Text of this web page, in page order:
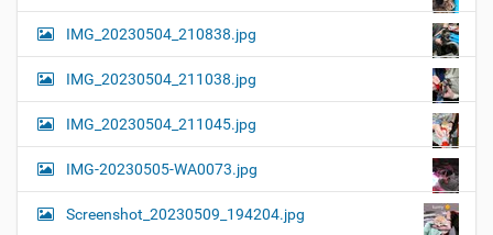
IMG_20230504_210838.jpg
IMG_20230504_211038.jpg
IMG_20230504_211045.jpg
IMG-20230505-WA0073.jpg
Screenshot_20230509_194204.jpg